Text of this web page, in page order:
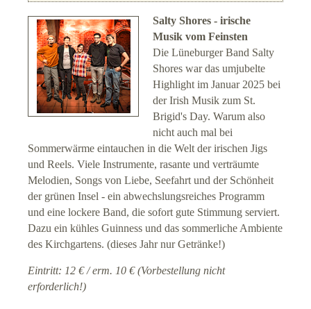
Salty Shores - irische
Musik vom Feinsten
Die Lüneburger Band Salty
Shores war das umjubelte
Highlight im Januar 2025 bei
der Irish Musik zum St.
Brigid's Day. Warum also
nicht auch mal bei
Sommerwärme eintauchen in die Welt der irischen Jigs
und Reels. Viele Instrumente, rasante und verträumte
Melodien, Songs von Liebe, Seefahrt und der Schönheit
der grünen Insel - ein abwechslungsreiches Programm
und eine lockere Band, die sofort gute Stimmung serviert.
Dazu ein kühles Guinness und das sommerliche Ambiente
des Kirchgartens. (dieses Jahr nur Getränke!)
Eintritt: 12 € / erm. 10 € (Vorbestellung nicht
erforderlich!)